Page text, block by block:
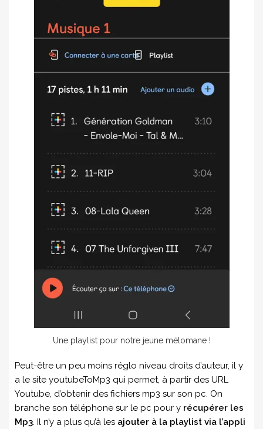
Une playlist pour notre jeune mélomane !
Peut-être un peu moins réglo niveau droits d’auteur, il y
a le site youtubeToMp3 qui permet, à partir des URL
Youtube, d’obtenir des fichiers mp3 sur son pc. On
branche son téléphone sur le pc pour y récupérer les
Mp3. Il n’y a plus qu’à les ajouter à la playlist via l’appli